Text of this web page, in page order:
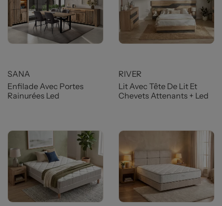
SANA
Enfilade Avec Portes
Rainurées Led
RIVER
Lit Avec Tête De Lit Et
Chevets Attenants + Led